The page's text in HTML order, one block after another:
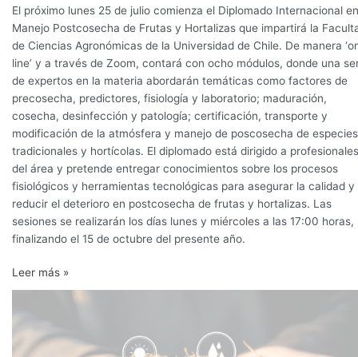
El próximo lunes 25 de julio comienza el Diplomado Internacional en
Manejo Postcosecha de Frutas y Hortalizas que impartirá la
de Ciencias Agronómicas de la Universidad de Chile. De manera
line’ y a través de Zoom, contará con ocho módulos, donde una
de expertos en la materia abordarán temáticas como factores de
precosecha, predictores, fisiología y laboratorio; maduración,
cosecha, desinfección y patología; certificación, transporte y
modificación de la atmósfera y manejo de poscosecha de especies
tradicionales y hortícolas. El diplomado está dirigido a profesionales
del área y pretende entregar conocimientos sobre los procesos
fisiológicos y herramientas tecnológicas para asegurar la calidad y
reducir el deterioro en postcosecha de frutas y hortalizas. Las
sesiones se realizarán los días lunes y miércoles a las 17:00 horas,
finalizando el 15 de octubre del presente año.
Leer más »
de